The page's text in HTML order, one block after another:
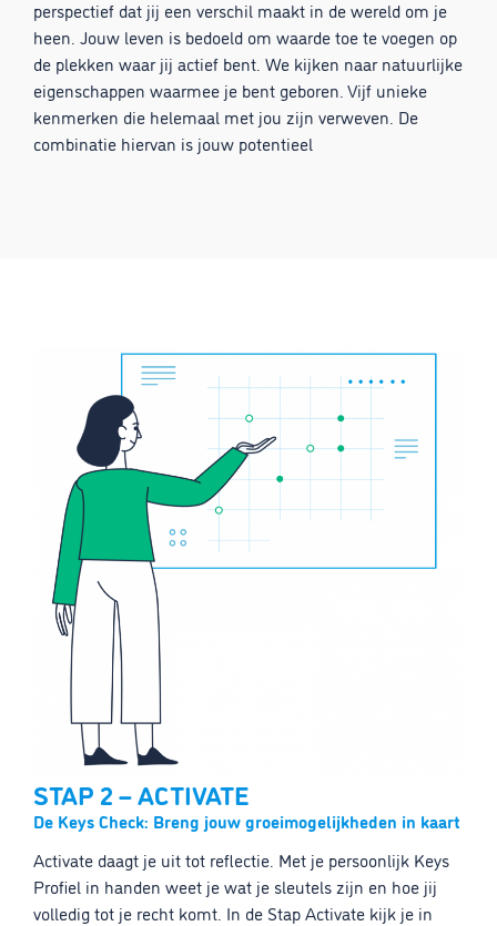
perspectief dat jij een verschil maakt in de wereld om je
heen. Jouw leven is bedoeld om waarde toe te voegen op
de plekken waar jij actief bent. We kijken naar natuurlijke
eigenschappen waarmee je bent geboren. Vijf unieke
kenmerken die helemaal met jou zijn verweven. De
combinatie hiervan is jouw potentieel
STAP 2 – ACTIVATE
De Keys Check: Breng jouw groeimogelijkheden in kaart
Activate daagt je uit tot reflectie. Met je persoonlijk Keys
Profiel in handen weet je wat je sleutels zijn en hoe jij
volledig tot je recht komt. In de Stap Activate kijk je in